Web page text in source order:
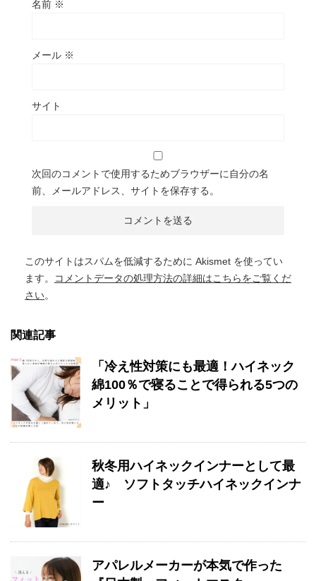
名前 ※
メール ※
サイト
次回のコメントで使用するためブラウザーに自分の名
前、メールアドレス、サイトを保存する。
このサイトはスパムを低減するために Akismet を使ってい
ます。
コメントデータの処理方法の詳細はこちらをご覧くだ
さい。
関連記事
「冷え性対策にも最適！ハイネック
綿100％で寝ることで得られる5つの
メリット」
秋冬用ハイネックインナーとして最
適♪ ソフトタッチハイネックインナ
ー
アパレルメーカーが本気で作った